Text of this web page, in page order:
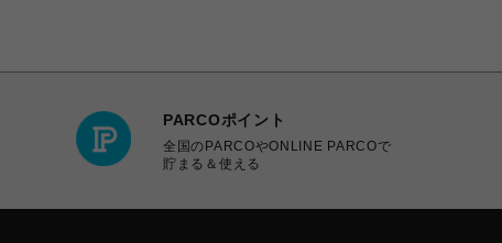
PARCOポイント
全国のPARCOやONLINE PARCOで
貯まる＆使える